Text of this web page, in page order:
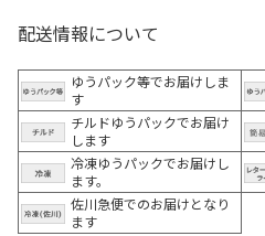
配送情報について
ゆうパック等でお届けしま
す
チルドゆうパックでお届け
します
冷凍ゆうパックでお届けし
ます。
佐川急便でのお届けとなり
ます